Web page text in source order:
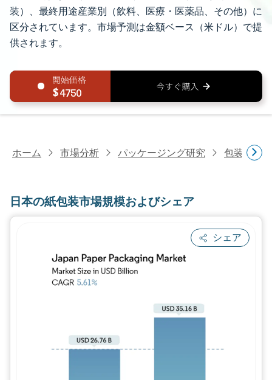
装）、最終用途産業別（飲料、医療・医薬品、その他）に
区分されています。市場予測は金額ベース（米ドル）で提
供されます。
4750
ホーム 市場分析 パッケージング研究 包装材料
日本の紙包装市場規模およびシェア
シェア